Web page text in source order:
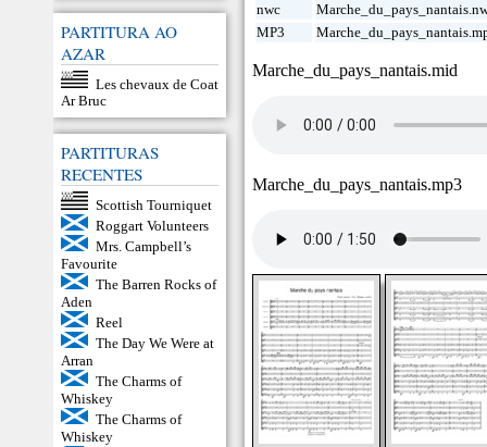
PARTITURA AO
AZAR
Les chevaux de Coat
Ar Bruc
PARTITURAS
RECENTES
Scottish Tourniquet
Roggart Volunteers
Mrs. Campbell’s
Favourite
The Barren Rocks of
Aden
Reel
The Day We Were at
Arran
The Charms of
Whiskey
The Charms of
Whiskey
nwc
MP3
Marche_du_pays_nantais.mid
Marche_du_pays_nantais.mp3